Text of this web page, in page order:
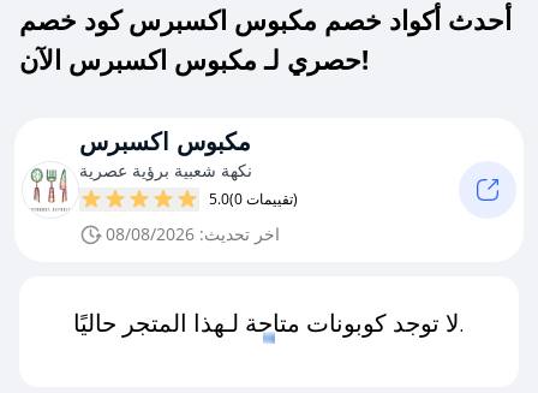
أحدث أكواد خصم مكبوس اكسبرس كود خصم
حصري لـ مكبوس اكسبرس الآن!
مكبوس اكسبرس
نكهة شعبية برؤية عصرية
5.0 (0 تقييمات)
اخر تحديث: 08/08/2026
لا توجد كوبونات متاحة لـهذا المتجر حاليًا.